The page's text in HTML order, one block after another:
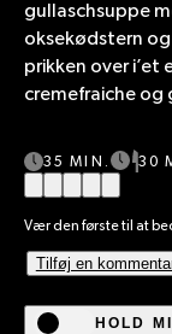
gullaschsuppe
oksekødstern
prikken over i’et
cremefraiche og
35 MIN. 30
Vær den første til at
Tilføj en
HOLD